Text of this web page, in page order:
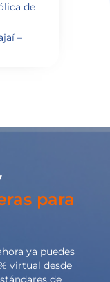
de
–
para
ya puedes
virtual desde
de